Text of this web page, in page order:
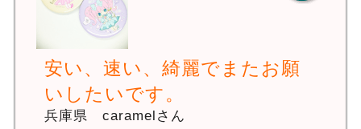
安い、速い、綺麗でまたお願
いしたいです。
兵庫県 caramelさん